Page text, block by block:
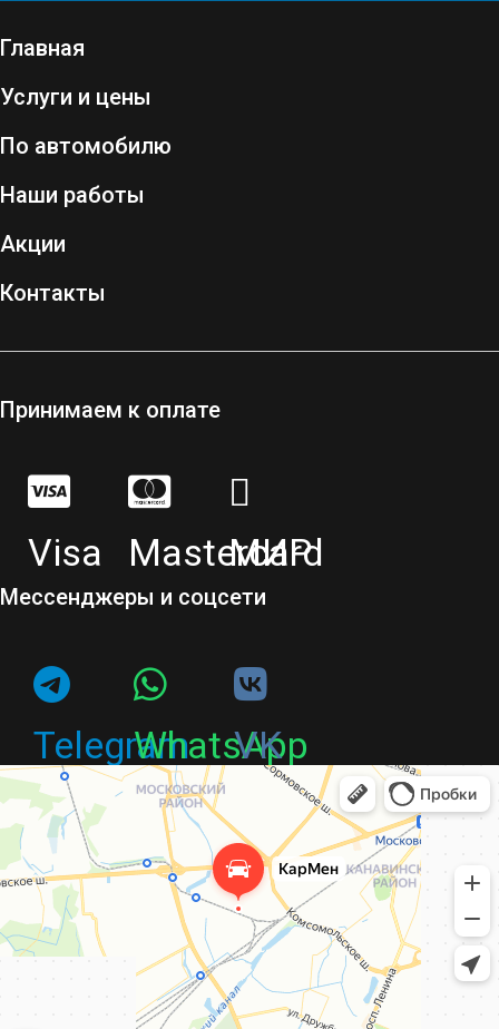
Главная
Услуги и цены
По автомобилю
Наши работы
Акции
Контакты
Принимаем к оплате
Visa Mastercard
МИР
Мессенджеры и соцсети
TelegramWhatsApp
VK